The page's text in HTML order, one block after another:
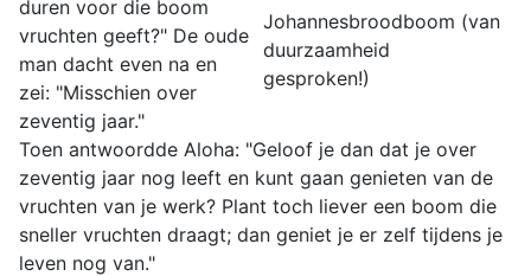
Johannesbroodboom (van
duurzaamheid
gesproken!)
duren voor die boom
vruchten geeft?" De oude
man dacht even na en
zei: "Misschien over
zeventig jaar."
Toen antwoordde Aloha: "Geloof je dan dat je over
zeventig jaar nog leeft en kunt gaan genieten van de
vruchten van je werk? Plant toch liever een boom die
sneller vruchten draagt; dan geniet je er zelf tijdens je
leven nog van."